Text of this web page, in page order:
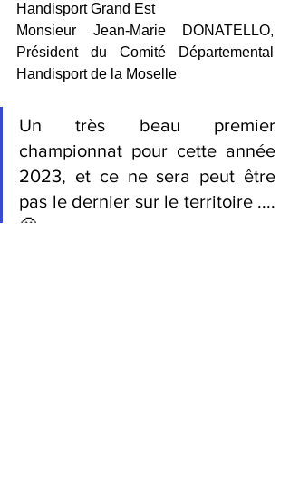
Handisport Grand Est
Monsieur Jean-Marie DONATELLO,
Président du Comité Départemental
Handisport de la Moselle
Un très beau premier
championnat pour cette année
2023, et ce ne sera peut être
pas le dernier sur le territoire ....
🤩